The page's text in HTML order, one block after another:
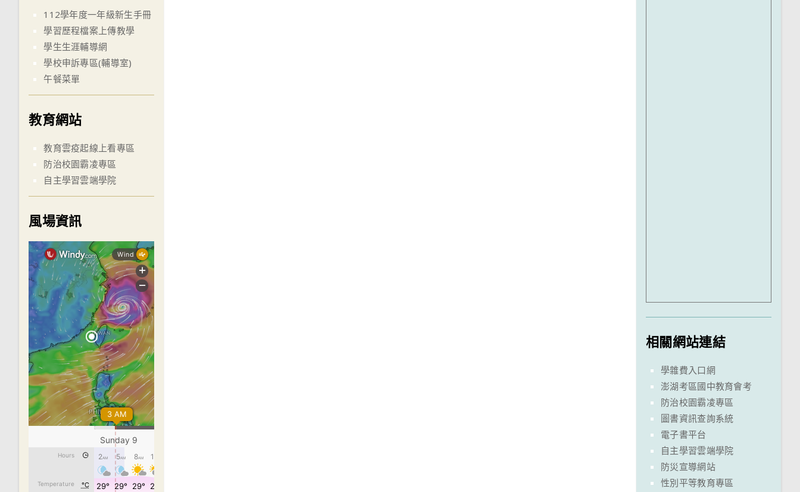
112學年度一年級新生手冊
學習歷程檔案上傳教學
學生生涯輔導網
學校申訴專區(輔導室)
午餐菜單
教育網站
教育雲疫起線上看專區
防治校園霸凌專區
自主學習雲端學院
風場資訊
相關網站連結
學雜費入口網
澎湖考區國中教育會考
防治校園霸凌專區
圖書資訊查詢系統
電子書平台
自主學習雲端學院
防災宣導網站
性別平等教育專區